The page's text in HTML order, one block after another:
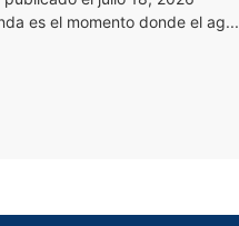
es el momento donde el ag...